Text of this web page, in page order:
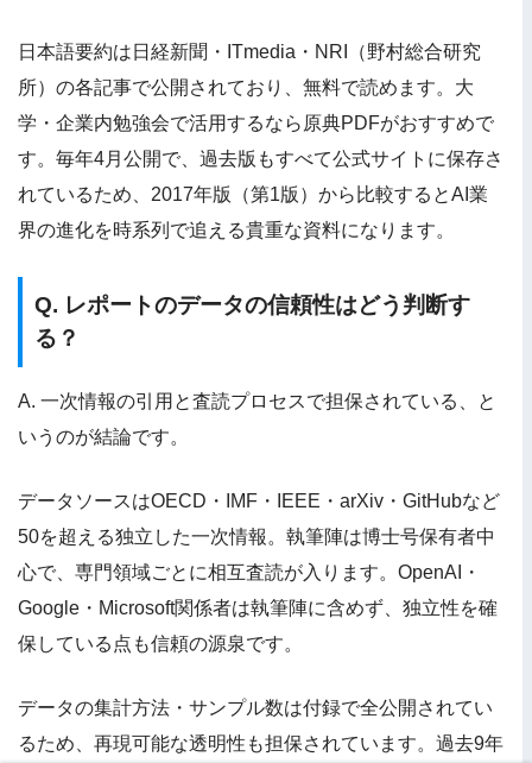
日本語要約は日経新聞・ITmedia・NRI（野村総合研究
所）の各記事で公開されており、無料で読めます。大
学・企業内勉強会で活用するなら原典PDFがおすすめで
す。毎年4月公開で、過去版もすべて公式サイトに保存さ
れているため、2017年版（第1版）から比較するとAI業
界の進化を時系列で追える貴重な資料になります。
Q. レポートのデータの信頼性はどう判断す
る？
A. 一次情報の引用と査読プロセスで担保されている、と
いうのが結論です。
データソースはOECD・IMF・IEEE・arXiv・GitHubなど
50を超える独立した一次情報。執筆陣は博士号保有者中
心で、専門領域ごとに相互査読が入ります。OpenAI・
Google・Microsoft関係者は執筆陣に含めず、独立性を確
保している点も信頼の源泉です。
データの集計方法・サンプル数は付録で全公開されてい
るため、再現可能な透明性も担保されています。過去9年